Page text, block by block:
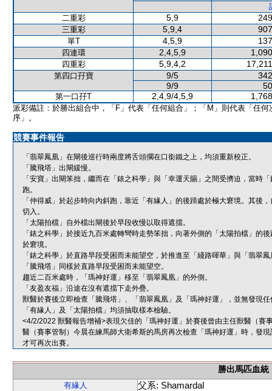
二重彩
5,9
三重彩 5,9,4
單T 4,5,9
四連環 2,4,5,9
四重彩 5,9,4,2
第四口孖寶 9/5
9/9
第一口孖T 2,4,9/4,5,9
派彩備註：於勝出組合中，「F」代表「任何組合」；「M」則代表「任何
序」。
競賽事件報告
「翡翠鳳凰」在閘後巡行時兩度將舌頭擱在口銜鐵之上，均須重新校正。
「騰飛塔」出閘緩慢。
「安寶」出閘笨拙，繼而在「錶之科學」與「幸運天賜」之間受擠迫，當時
跑。
「仲得威」於起步時向內斜跑，靠近「有緣人」的後蹄處於極大窘境。其後
切入。
「太陽拍檔」自外檔出閘後於早段收慢以取得遮擋。
「錶之科學」於接近九百米處轉彎時走勢笨拙，向著外側的「太陽拍檔」的
於窘境。
「錶之科學」於直路早段受困而未能望空，於推進至「綫路暉華」與「翡翠
「騰飛塔」同樣於直路早段受困而未能望空。
趨近二百米處時，「瑪神好運」移至「翡翠鳳凰」的外側。
「友盈友福」沿途在沒有遮擋下走外疊。
獸醫於賽後立即檢查「騰飛塔」、「翡翠鳳凰」及「瑪神好運」，並無發現
「有緣人」及「太陽拍檔」均須抽取樣本檢驗。
<4/2/2022 獸醫報告增補>表現欠佳的「瑪神好運」於賽後曾由主任獸醫（賽
醫（賽事管制）今晨在練馬師大衛希斯的馬房再次檢查「瑪神好運」時，發
才可再次出賽。
勝出馬匹血統
有緣人
父系: Shamardal